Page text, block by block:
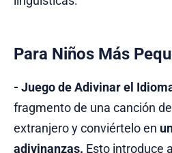
Para Niños Más
- Juego de Adivinar el
fragmento de una canción
extranjero y conviértelo en
adivinanzas. Esto introduce